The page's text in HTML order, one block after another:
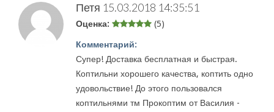
Петя 15.03.2018 14:35:51
Оценка: (5)
Комментарий:
Супер! Доставка бесплатная и быстрая.
Коптильни хорошего качества, коптить одно
удовольствие! До этого пользовался
коптильнями тм Прокоптим от Василия -